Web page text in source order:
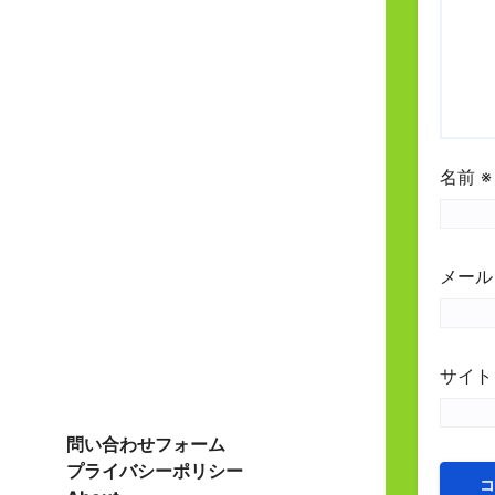
問い合わせフォーム
プライバシーポリシー
名前 ※
メー
サイト